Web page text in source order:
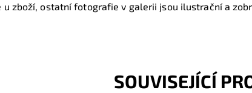
u zboží, ostatní fotografie v galerii jsou ilustrační a
SOUVISEJÍCÍ